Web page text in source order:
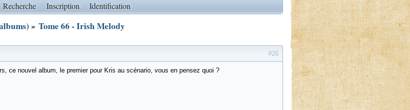
Recherche Inscription Identification
» Tome 66 - Irish Melody
#26
ce nouvel album, le premier pour Kris au scénario, vous en pensez quoi ?